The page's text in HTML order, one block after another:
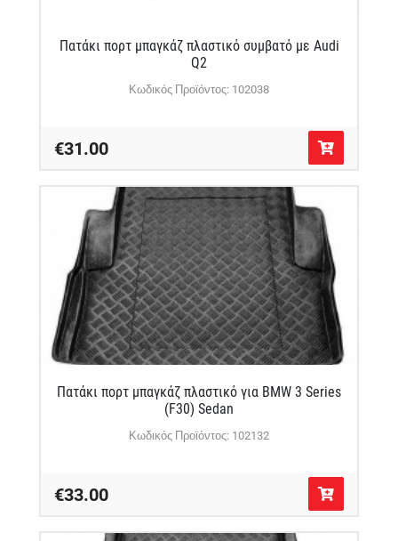
Πατάκι πορτ μπαγκάζ πλαστικό συμβατό με Audi
Q2
Κωδικός Προϊόντος: 102038
€31.00
Πατάκι πορτ μπαγκάζ πλαστικό για BMW 3 Series
(F30) Sedan
Κωδικός Προϊόντος: 102132
€33.00